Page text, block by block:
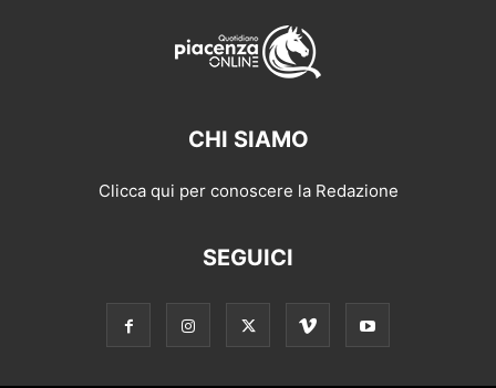
CHI SIAMO
Clicca qui per conoscere la Redazione
SEGUICI